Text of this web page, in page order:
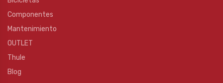
Componentes
Mantenimiento
OUTLET
Thule
Blog